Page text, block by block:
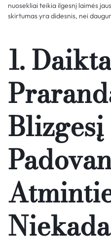
nuosekliai teikia ilgesnį laimės
skirtumas yra didesnis, nei
1.
Niekada